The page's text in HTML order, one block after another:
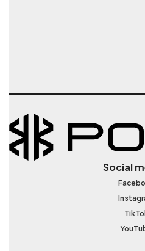
Social